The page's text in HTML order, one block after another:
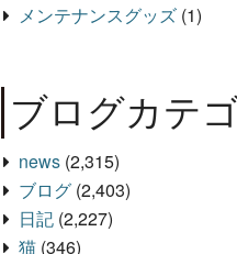
メンテナンスグッズ (1)
ブログカテ
news (2,315)
ブログ (2,403)
日記 (2,227)
猫 (346)